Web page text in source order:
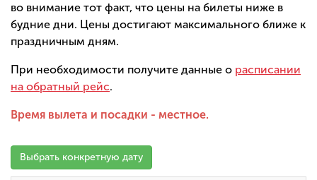
во внимание тот факт, что цены на билеты ниже в
будние дни. Цены достигают максимального ближе к
праздничным дням.
При необходимости получите данные о расписании
на обратный рейс.
Время вылета и посадки - местное.
Выбрать конкретную дату